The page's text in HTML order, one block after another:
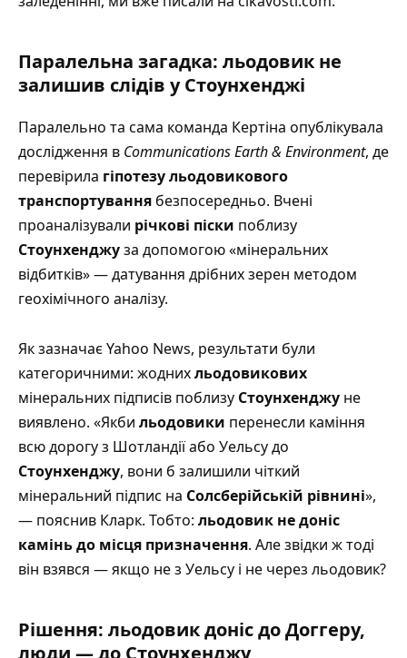
Паралельна загадка: льодовик не
залишив слідів у Стоунхенджі
Паралельно та сама команда Кертіна опублікувала
дослідження в Communications Earth & Environment, де
перевірила гіпотезу льодовикового
транспортування безпосередньо. Вчені
проаналізували річкові піски поблизу
Стоунхенджуза допомогою «мінеральних
відбитків» — датування дрібних зерен методом
геохімічного аналізу.
Як зазначає Yahoo News, результати були
категоричними: жоднихльодовикових
мінеральних підписів поблизу Стоунхенджу не
виявлено. «Якби льодовики перенесли каміння
всю дорогу з Шотландії або Уельсу до
Стоунхенджу, вони б залишили чіткий
мінеральний підпис на Солсберійській рівнині»,
— пояснив Кларк. Тобто: льодовик не доніс
камінь до місця призначення. Але звідки ж тоді
він взявся — якщо не з Уельсу і не через льодовик?
Рішення: льодовик доніс до Доггеру,
люди — до Стоунхенджу